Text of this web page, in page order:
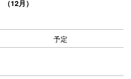
（12月）
予定